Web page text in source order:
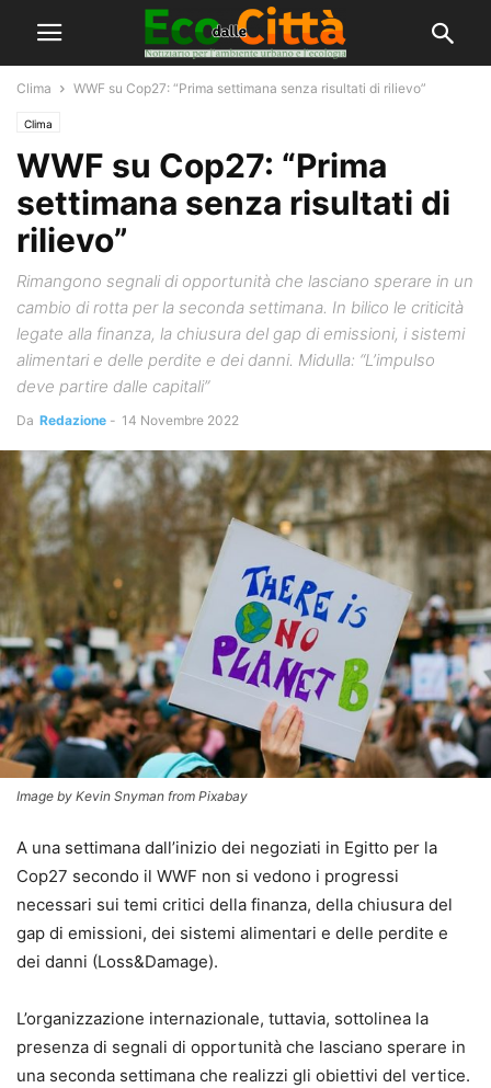
Clima WWF su Cop27: “Prima settimana senza risultati di rilievo”
Clima
WWF su Cop27: “Prima
settimana senza risultati di
rilievo”
Rimangono segnali di opportunità che lasciano sperare in un
cambio di rotta per la seconda settimana. In bilico le criticità
legate alla finanza, la chiusura del gap di emissioni, i sistemi
alimentari e delle perdite e dei danni. Midulla: “L’impulso
deve partire dalle capitali”
Da Redazione - 14 Novembre 2022
Image by Kevin Snyman from Pixabay
A una settimana dall’inizio dei negoziati in Egitto per la
Cop27 secondo il WWF non si vedono i progressi
necessari sui temi critici della finanza, della chiusura del
gap di emissioni, dei sistemi alimentari e delle perdite e
dei danni (Loss&Damage).
L’organizzazione internazionale, tuttavia, sottolinea la
presenza di segnali di opportunità che lasciano sperare in
una seconda settimana che realizzi gli obiettivi del vertice.